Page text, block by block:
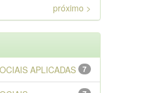
próximo >
7
APLICADAS